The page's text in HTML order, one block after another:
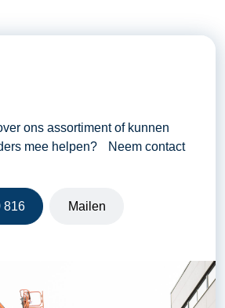
75 liter
ons assortiment of kunnen
mee helpen? Neem contact
816 Mailen